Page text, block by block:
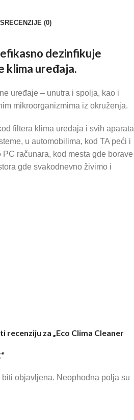
RECENZIJE (0)
dezinfikuje
klima uređaja.
uređaje – unutra i spolja, kao i
mikroorganizmima iz okruženja.
filtera klima uređaja i svih aparata
u automobilima, kod TA peći i
računara, kod mesta gde borave
gde svakodnevno živimo i
recenziju za „Eco Clima Cleaner
biti objavljena. Neophodna polja su